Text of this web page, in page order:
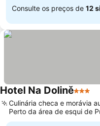
Consulte os preços de 12
Hotel Na Dolině3
Culinária checa e morávia
Perto da área de esqui de